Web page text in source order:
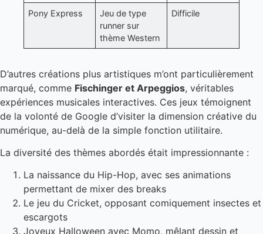
Pony Express
Jeu de type
runner sur
thème Western
Difficile
D’autres créations plus artistiques m’ont particulièrement
marqué, comme Fischinger et Arpeggios, véritables
expériences musicales interactives. Ces jeux témoignent
de la volonté de Google d’visiter la dimension créative du
numérique, au-delà de la simple fonction utilitaire.
La diversité des thèmes abordés était impressionnante :
La naissance du Hip-Hop, avec ses animations
permettant de mixer des breaks
Le jeu du Cricket, opposant comiquement insectes et
escargots
Joyeux Halloween avec Momo, mêlant dessin et